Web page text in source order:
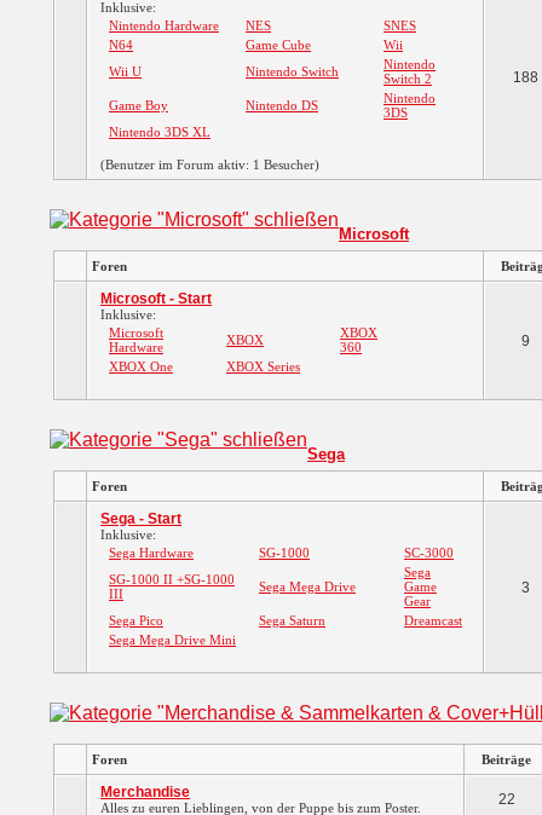
Inklusive:
Nintendo Hardware
NES
SNES
N64
Game Cube
Wii
Wii U
Nintendo Switch
Nintendo
Switch 2
Game Boy
Nintendo DS
Nintendo
3DS
Nintendo 3DS XL
(Benutzer im Forum aktiv: 1 Besucher)
188
Microsoft
Foren
Microsoft - Start
Inklusive:
Microsoft
Hardware
XBOX
XBOX
360
XBOX One
XBOX Series
9
Sega
Foren
Sega - Start
Inklusive:
Sega Hardware
SG-1000
SC-3000
SG-1000 II +SG-1000
III
Sega Mega Drive
Sega
Game
Gear
Sega Pico
Sega Saturn
Dreamcast
Sega Mega Drive Mini
3
Foren Beiträge
Merchandise
Alles zu euren Lieblingen, von der Puppe bis zum Poster. 22